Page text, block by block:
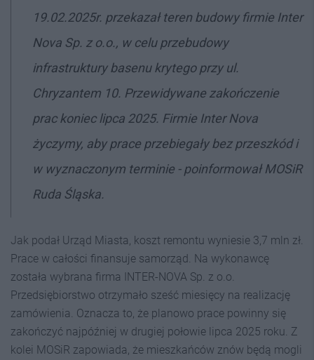
19.02.2025r. przekazał teren budowy firmie Inter
Nova Sp. z o.o., w celu przebudowy
infrastruktury basenu krytego przy ul.
Chryzantem 10. Przewidywane zakończenie
prac koniec lipca 2025. Firmie Inter Nova
życzymy, aby prace przebiegały bez przeszkód i
w wyznaczonym terminie - poinformował MOSiR
Ruda Śląska.
Jak podał Urząd Miasta, koszt remontu wyniesie 3,7 mln zł.
Prace w całości finansuje samorząd. Na wykonawcę
została wybrana firma INTER-NOVA Sp. z o.o.
Przedsiębiorstwo otrzymało sześć miesięcy na realizację
zamówienia. Oznacza to, że planowo prace powinny się
zakończyć najpóźniej w drugiej połowie lipca 2025 roku. Z
kolei MOSiR zapowiada, że mieszkańców znów będą mogli